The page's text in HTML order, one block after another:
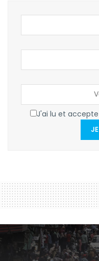
J'ai lu et